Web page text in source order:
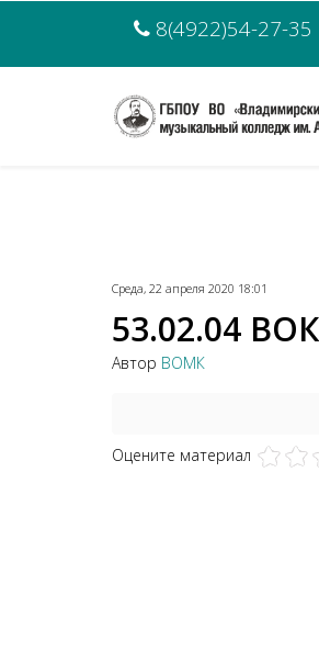
8(4922)54-27-35
Среда, 22 апреля 2020 18:01
53.02.04
Автор ВОМК
Оцените материал